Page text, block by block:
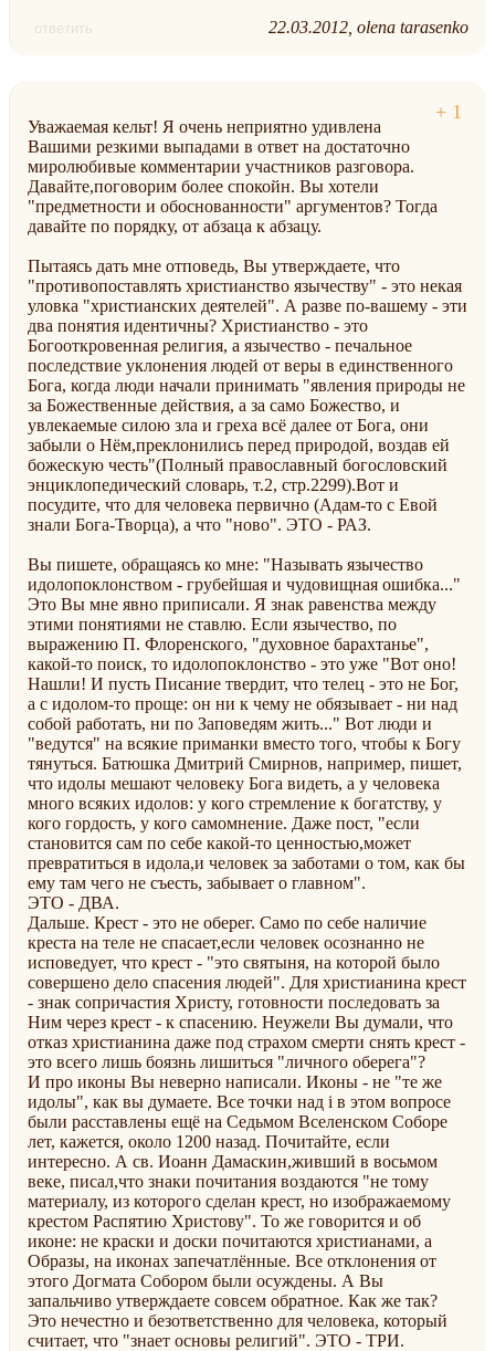
ответить 22.03.2012 olena tarasenko
Уважаемая кельт! Я очень неприятно удивлена
Вашими резкими выпадами в ответ на достаточно
миролюбивые комментарии участников разговора.
Давайте,поговорим более спокойн. Вы хотели
"предметности и обоснованности" аргументов? Тогда
давайте по порядку, от абзаца к абзацу.
Пытаясь дать мне отповедь, Вы утверждаете, что
"противопоставлять христианство язычеству" - это некая
уловка "христианских деятелей". А разве по-вашему - эти
два понятия идентичны? Христианство - это
Богооткровенная религия, а язычество - печальное
последствие уклонения людей от веры в единственного
Бога, когда люди начали принимать "явления природы не
за Божественные действия, а за само Божество, и
увлекаемые силою зла и греха всё далее от Бога, они
забыли о Нём,преклонились перед природой, воздав ей
божескую честь"(Полный православный богословский
энциклопедический словарь, т.2, стр.2299).Вот и
посудите, что для человека первично (Адам-то с Евой
знали Бога-Творца), а что "ново". ЭТО - РАЗ.
Вы пишете, обращаясь ко мне: "Называть язычество
идолопоклонством - грубейшая и чудовищная ошибка..."
Это Вы мне явно приписали. Я знак равенства между
этими понятиями не ставлю. Если язычество, по
выражению П. Флоренского, "духовное барахтанье",
какой-то поиск, то идолопоклонство - это уже "Вот оно!
Нашли! И пусть Писание твердит, что телец - это не Бог,
а с идолом-то проще: он ни к чему не обязывает - ни над
собой работать, ни по Заповедям жить..." Вот люди и
"ведутся" на всякие приманки вместо того, чтобы к Богу
тянуться. Батюшка Дмитрий Смирнов, например, пишет,
что идолы мешают человеку Бога видеть, а у человека
много всяких идолов: у кого стремление к богатству, у
кого гордость, у кого самомнение. Даже пост, "если
становится сам по себе какой-то ценностью,может
превратиться в идола,и человек за заботами о том, как бы
ему там чего не съесть, забывает о главном".
ЭТО - ДВА.
Дальше. Крест - это не оберег. Само по себе наличие
креста на теле не спасает,если человек осознанно не
исповедует, что крест - "это святыня, на которой было
совершено дело спасения людей". Для христианина крест
- знак сопричастия Христу, готовности последовать за
Ним через крест - к спасению. Неужели Вы думали, что
отказ христианина даже под страхом смерти снять крест -
это всего лишь боязнь лишиться "личного оберега"?
И про иконы Вы неверно написали. Иконы - не "те же
идолы", как вы думаете. Все точки над i в этом вопросе
были расставлены ещё на Седьмом Вселенском Соборе
лет, кажется, около 1200 назад. Почитайте, если
интересно. А св. Иоанн Дамаскин,живший в восьмом
веке, писал,что знаки почитания воздаются "не тому
материалу, из которого сделан крест, но изображаемому
крестом Распятию Христову". То же говорится и об
иконе: не краски и доски почитаются христианами, а
Образы, на иконах запечатлённые. Все отклонения от
этого Догмата Собором были осуждены. А Вы
запальчиво утверждаете совсем обратное. Как же так?
Это нечестно и безответственно для человека, который
считает, что "знает основы религий". ЭТО - ТРИ.